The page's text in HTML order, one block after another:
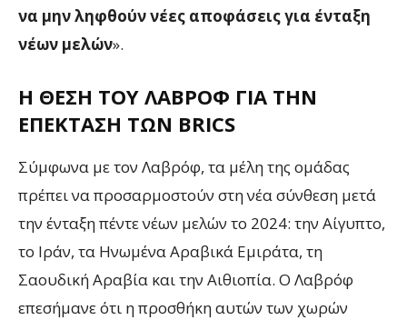
να μην ληφθούν νέες αποφάσεις για ένταξη
νέων μελών».
Η ΘΈΣΗ ΤΟΥ ΛΑΒΡΌΦ ΓΙΑ ΤΗΝ
ΕΠΈΚΤΑΣΗ ΤΩΝ BRICS
Σύμφωνα με τον Λαβρόφ, τα μέλη της ομάδας
πρέπει να προσαρμοστούν στη νέα σύνθεση μετά
την ένταξη πέντε νέων μελών το 2024: την Αίγυπτο,
το Ιράν, τα Ηνωμένα Αραβικά Εμιράτα, τη
Σαουδική Αραβία και την Αιθιοπία. Ο Λαβρόφ
επεσήμανε ότι η προσθήκη αυτών των χωρών